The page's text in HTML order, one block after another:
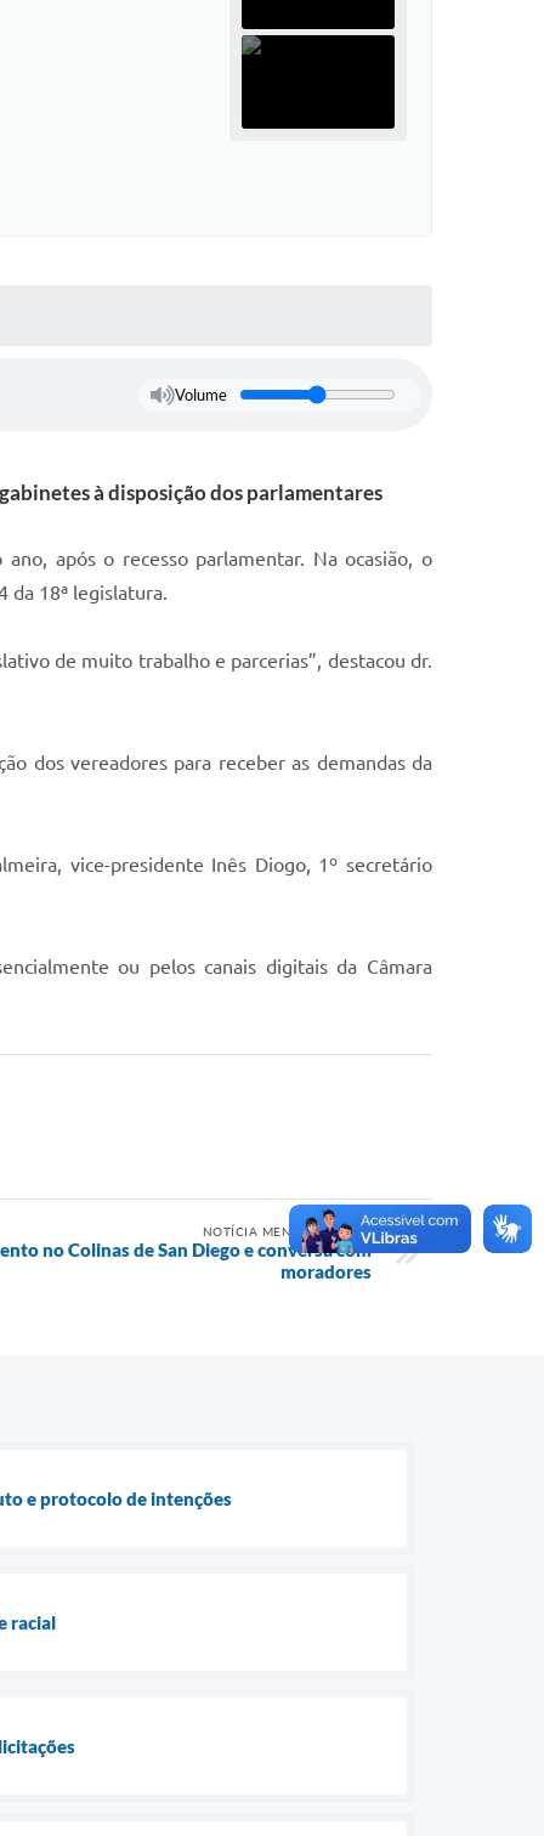
Volume
à disposição dos parlamentares
após o recesso parlamentar. Na ocasião, o
da 18ª legislatura.
de muito trabalho e parcerias”, destacou dr.
dos vereadores para receber as demandas da
vice-presidente Inês Diogo, 1º secretário
ou pelos canais digitais da Câmara
NOTÍCIA MENOS RECENTE
no Colinas de San Diego e conversa com
moradores
e protocolo de intenções
racial